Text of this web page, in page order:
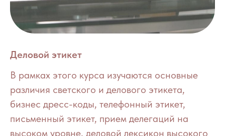
Деловой этикет
В рамках этого курса изучаются основные
различия светского и делового этикета,
бизнес дресс-коды, телефонный этикет,
письменный этикет, прием делегаций на
высоком уровне, деловой лексикон высокого